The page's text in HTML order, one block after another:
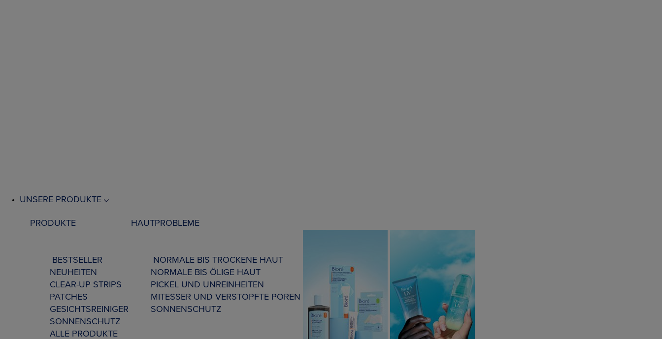
UNSERE PRODUKTE
PRODUKTE
BESTSELLER
NEUHEITEN
CLEAR-UP STRIPS
PATCHES
GESICHTSREINIGER
SONNENSCHUTZ
ALLE PRODUKTE
HAUTPROBLEME
NORMALE BIS TROCKENE HAUT
NORMALE BIS ÖLIGE HAUT
PICKEL UND UNREINHEITEN
MITESSER UND VERSTOPFTE POREN
SONNENSCHUTZ